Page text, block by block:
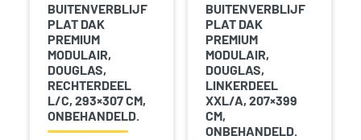
BUITENVERBLIJF
PLAT DAK
PREMIUM
MODULAIR,
DOUGLAS,
RECHTERDEEL
L/C, 293×307 CM,
ONBEHANDELD.
BUITENVERBLIJF
PLAT DAK
PREMIUM
MODULAIR,
DOUGLAS,
LINKERDEEL
XXL/A, 207×399
CM,
ONBEHANDELD.